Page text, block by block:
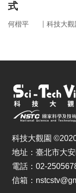
式
何楷平 ｜ 科技大
科技大觀園
地址：臺北市大
電話：02-
信箱：